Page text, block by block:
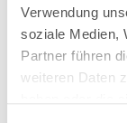
Verwendung
soziale Medien,
Partner führen
weiteren Daten
Winter-
Ihre Kinder
Poolabdeckung